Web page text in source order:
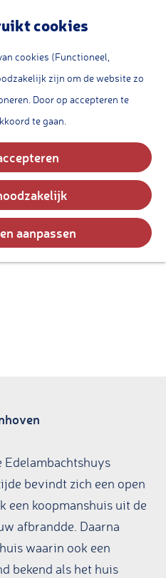
cookies
cookies (Functioneel,
zijn om de website zo
Door op accepteren te
te gaan.
aanpassen
a
Edelambachtshuys
bevindt zich een open
een koopmanshuis uit de
afbrandde. Daarna
waarin ook een
bekend als het huis